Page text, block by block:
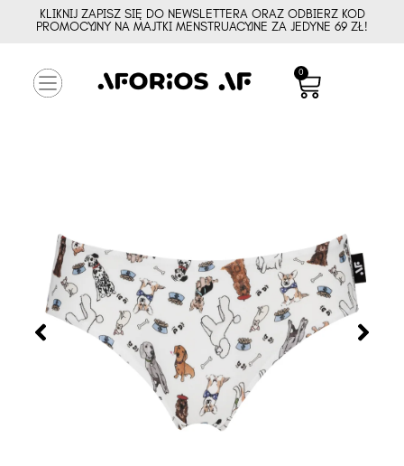
KLIKNIJ ZAPISZ SIĘ DO NEWSLETTERA ORAZ ODBIERZ KOD
PROMOCYJNY NA MAJTKI MENSTRUACYJNE ZA JEDYNE 69 ZŁ!
0